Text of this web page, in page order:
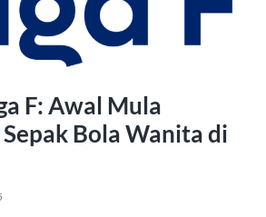
F: Awal Mula
Bola Wanita di